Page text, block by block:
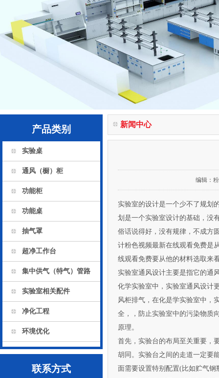
产品类别
实验桌
通风（橱）柜
功能柜
功能桌
抽气罩
超净工作台
集中供气（特气）管路
实验室相关配件
净化工程
环境优化
联系方式
新闻中心
编辑：
实验室的设计是一个少不了规划的
划是一个实验室设计的基础，没有
俗话说得好，没有规律，不成
计粉色视频最新在线观看免费是从
线观看免费要从他的材料选取来看了
实验室通风设计主要是指它的通风
化学实验室中，实验室通风设
风柜排气，在化是学实验室中，
全，，防止实验室中的污染
原理。
首先，实验台的布局至关重要
胡同。实验台之间的走道一定要
面需要设置特别配置(比如贮气钢